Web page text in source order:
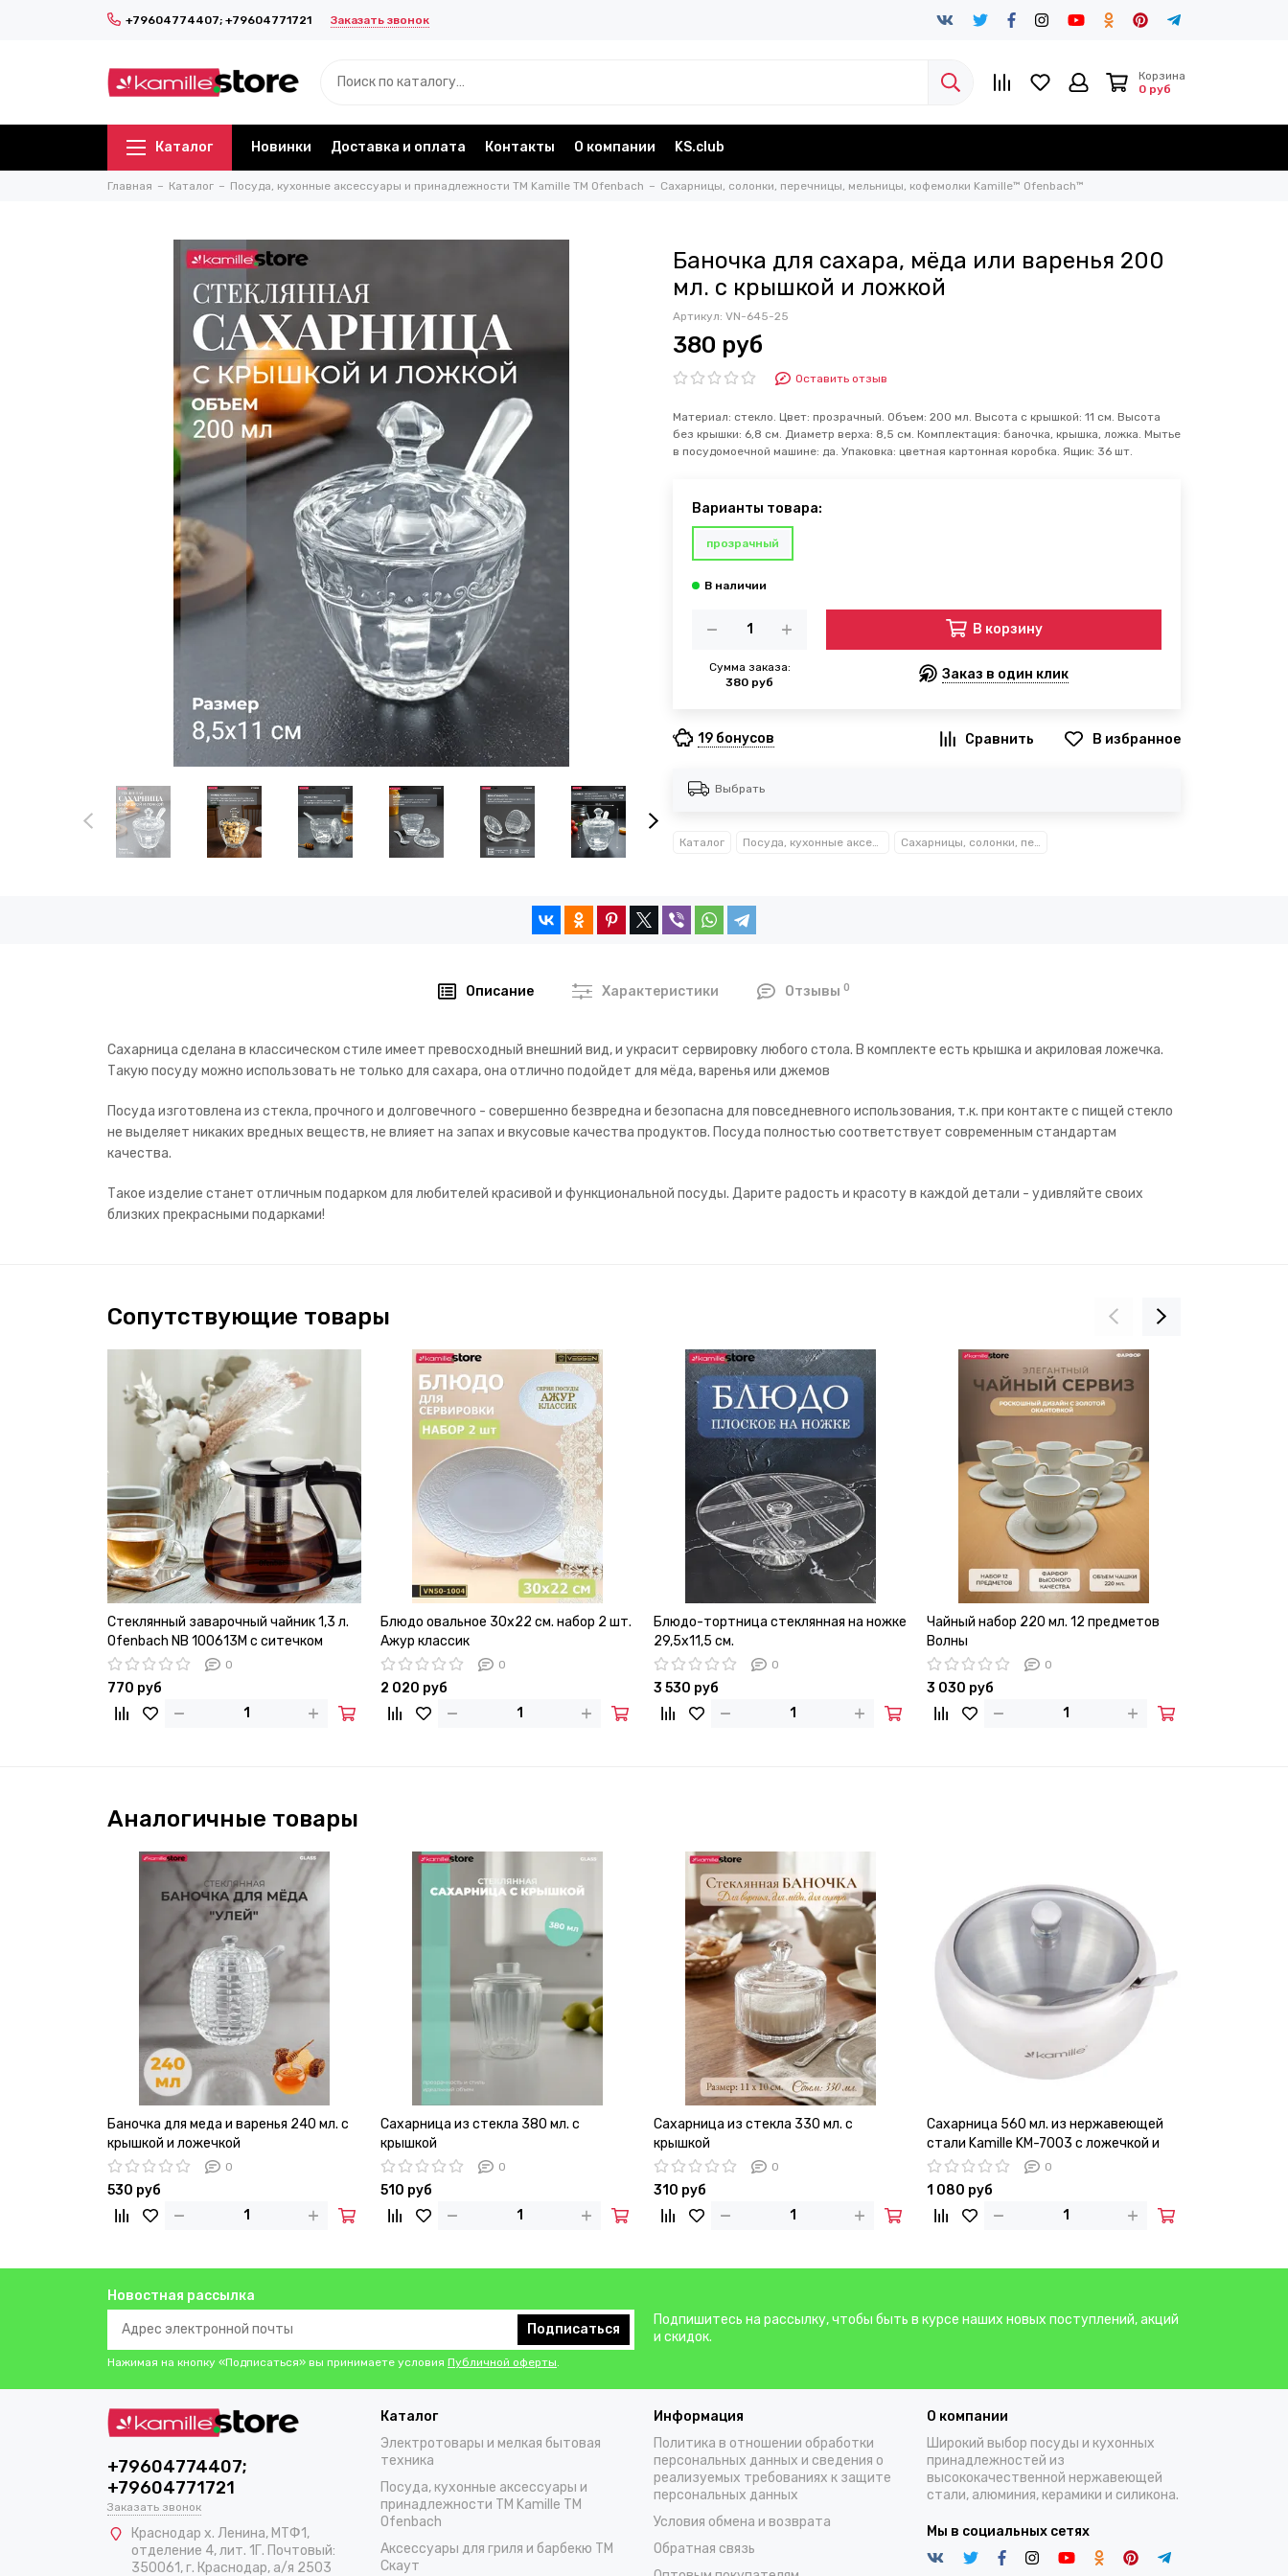
+79604774407; +79604771721 Заказать звонок
Корзина
0 руб
Каталог Новинки Доставка и оплата Контакты О компании KS.club
Главная Каталог Посуда, кухонные аксессуары и принадлежности TM Kamille TM Ofenbach Сахарницы, солонки, перечницы, мельницы, кофемолки Kamille™ Ofenbach™
Баночка для сахара, мёда или варенья 200
мл. с крышкой и ложкой
Артикул: VN-645-25
380 руб
Оставить отзыв
Материал: стекло. Цвет: прозрачный. Объем: 200 мл. Высота с крышкой: 11 см. Высота
без крышки: 6,8 см. Диаметр верха: 8,5 см. Комплектация: баночка, крышка, ложка. Мытье
в посудомоечной машине: да. Упаковка: цветная картонная коробка. Ящик: 36 шт.
Варианты товара:
прозрачный
Сумма заказа:
380 руб
В корзину
Заказ в один клик
19 бонусов В избранное
Выбрать
Каталог Посуда, кухонные аксессуары и принадлежности TM Kamille TM Ofenbach Сахарницы, солонки, перечницы, мельницы, кофемолки Kamille™ Ofenbach™
Описание Характеристики Отзывы 0
Сахарница сделана в классическом стиле имеет превосходный внешний вид, и украсит сервировку любого стола. В комплекте есть крышка и акриловая ложечка.
Такую посуду можно использовать не только для сахара, она отлично подойдет для мёда, варенья или джемов
Посуда изготовлена из стекла, прочного и долговечного - совершенно безвредна и безопасна для повседневного использования, т.к. при контакте с пищей стекло
не выделяет никаких вредных веществ, не влияет на запах и вкусовые качества продуктов. Посуда полностью соответствует современным стандартам
качества.
Такое изделие станет отличным подарком для любителей красивой и функциональной посуды. Дарите радость и красоту в каждой детали - удивляйте своих
близких прекрасными подарками!
Сопутствующие товары
Стеклянный заварочный чайник 1,3 л.
Ofenbach NB 100613M с ситечком
0
770 руб
Блюдо овальное 30х22 см. набор 2 шт.
Ажур классик
0
2 020 руб
Блюдо-тортница стеклянная на ножке
29,5х11,5 см.
0
3 530 руб
Чайный набор 220 мл. 12 предметов
Волны
0
3 030 руб
Аналогичные товары
Баночка для меда и варенья 240 мл. с
крышкой и ложечкой
0
530 руб
Сахарница из стекла 380 мл. с
крышкой
0
510 руб
Сахарница из стекла 330 мл. с
крышкой
0
310 руб
Сахарница 560 мл. из нержавеющей
стали Kamille KM-7003 с ложечкой и
стеклянной крышкой
0
1 080 руб
Новостная рассылка
Подписаться
Нажимая на кнопку «Подписаться» вы принимаете условия Публичной оферты.
Подпишитесь на рассылку, чтобы быть в курсе наших новых поступлений, акций
и скидок.
+79604774407;
+79604771721
Заказать звонок
Краснодар х. Ленина, МТФ1,
отделение 4, лит. 1Г. Почтовый:
350061, г. Краснодар, а/я 2503
Каталог
Электротовары и мелкая бытовая
техника
Посуда, кухонные аксессуары и
принадлежности TM Kamille TM
Ofenbach
Аксессуары для гриля и барбекю TM
Скаут
Информация
Политика в отношении обработки
персональных данных и сведения о
реализуемых требованиях к защите
персональных данных
Условия обмена и возврата
Обратная связь
О компании
Широкий выбор посуды и кухонных
принадлежностей из
высококачественной нержавеющей
стали, алюминия, керамики и силикона.
Мы в социальных сетях